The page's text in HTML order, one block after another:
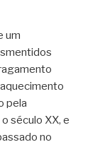
um
pela
século XX, e
no